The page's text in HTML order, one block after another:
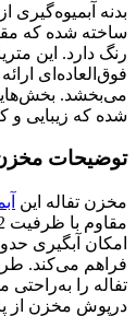
ساخته شده که
رنگ دارد. این
فوق‌العاده‌ای
می‌بخشد.
شده که زیبایی و
توضیحات مخزن
مخزن تفاله این
فراهم می‌کند.
تفاله را
درپوش مخزن از